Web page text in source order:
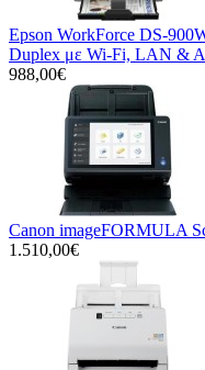
Epson WorkForce DS-
Duplex με Wi-Fi, LAN &
988,00€
Canon imageFORMULA
1.510,00€